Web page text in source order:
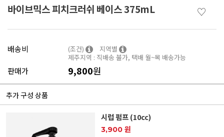
바이브믹스 피치크러쉬 베이스 375mL ♡
배송비 (조건)
지역별
제주지역 : 직배송 불가, 택배 월~목 배송가능
판매가 9,800원
추가 구성 상품
시럽 펌프 (10cc)
3,900 원